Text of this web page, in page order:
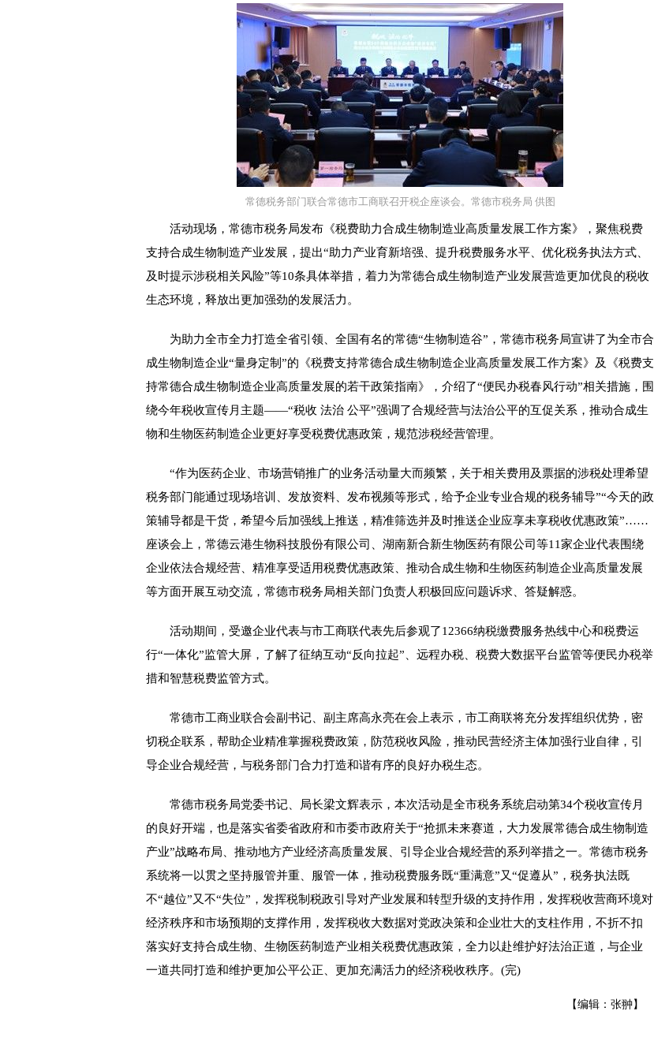
常德税务部门联合常德市工商联召开税企座谈会。常德市税务局 供图
活动现场，常德市税务局发布《税费助力合成生物制造业高质量发展工作方案》，聚焦税费
支持合成生物制造产业发展，提出“助力产业育新培强、提升税费服务水平、优化税务执法方式、
及时提示涉税相关风险”等10条具体举措，着力为常德合成生物制造产业发展营造更加优良的税收
生态环境，释放出更加强劲的发展活力。
为助力全市全力打造全省引领、全国有名的常德“生物制造谷”，常德市税务局宣讲了为全市合
成生物制造企业“量身定制”的《税费支持常德合成生物制造企业高质量发展工作方案》及《税费支
持常德合成生物制造企业高质量发展的若干政策指南》，介绍了“便民办税春风行动”相关措施，围
绕今年税收宣传月主题——“税收 法治 公平”强调了合规经营与法治公平的互促关系，推动合成生
物和生物医药制造企业更好享受税费优惠政策，规范涉税经营管理。
“作为医药企业、市场营销推广的业务活动量大而频繁，关于相关费用及票据的涉税处理希望
税务部门能通过现场培训、发放资料、发布视频等形式，给予企业专业合规的税务辅导”“今天的政
策辅导都是干货，希望今后加强线上推送，精准筛选并及时推送企业应享未享税收优惠政策”……
座谈会上，常德云港生物科技股份有限公司、湖南新合新生物医药有限公司等11家企业代表围绕
企业依法合规经营、精准享受适用税费优惠政策、推动合成生物和生物医药制造企业高质量发展
等方面开展互动交流，常德市税务局相关部门负责人积极回应问题诉求、答疑解惑。
活动期间，受邀企业代表与市工商联代表先后参观了12366纳税缴费服务热线中心和税费运
行“一体化”监管大屏，了解了征纳互动“反向拉起”、远程办税、税费大数据平台监管等便民办税举
措和智慧税费监管方式。
常德市工商业联合会副书记、副主席高永亮在会上表示，市工商联将充分发挥组织优势，密
切税企联系，帮助企业精准掌握税费政策，防范税收风险，推动民营经济主体加强行业自律，引
导企业合规经营，与税务部门合力打造和谐有序的良好办税生态。
常德市税务局党委书记、局长梁文辉表示，本次活动是全市税务系统启动第34个税收宣传月
的良好开端，也是落实省委省政府和市委市政府关于“抢抓未来赛道，大力发展常德合成生物制造
产业”战略布局、推动地方产业经济高质量发展、引导企业合规经营的系列举措之一。常德市税务
系统将一以贯之坚持服管并重、服管一体，推动税费服务既“重满意”又“促遵从”，税务执法既
不“越位”又不“失位”，发挥税制税政引导对产业发展和转型升级的支持作用，发挥税收营商环境对
经济秩序和市场预期的支撑作用，发挥税收大数据对党政决策和企业壮大的支柱作用，不折不扣
落实好支持合成生物、生物医药制造产业相关税费优惠政策，全力以赴维护好法治正道，与企业
一道共同打造和维护更加公平公正、更加充满活力的经济税收秩序。(完)
【编辑：张翀】